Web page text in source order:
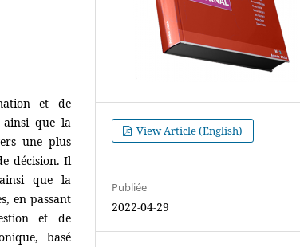
et de
ainsi que la
une plus
décision. Il
que la
en passant
et de
basé
View Article (English)
Publiée
2022-04-29